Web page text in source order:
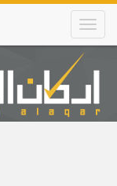
Skip
main
content
Main
navigation